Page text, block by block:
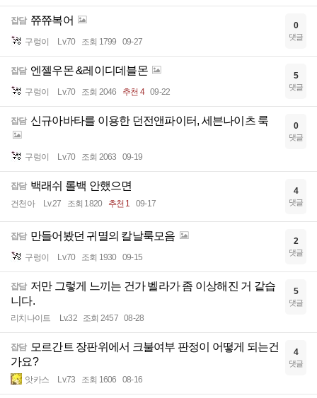
잡담 쮸쮸복어
구렁이 Lv.70 조회 1799 09-27
0
댓글
잡담 엔젤우몬 &레이디데블몬
구렁이 Lv.70 조회 2046 추천 4 09-22
5
댓글
잡담 신규아바타를 이용한 던전앤파이터, 세븐나이츠 룩
구렁이 Lv.70 조회 2063 09-19
0
댓글
잡담 백래쉬 롤백 안했으면
건천아 Lv.27 조회 1820 추천 1 09-17
4
댓글
잡담 만들어봤던 귀멸의 칼날룩모음
구렁이 Lv.70 조회 1930 09-15
2
댓글
잡담 저만 그렇게 느끼는 건가 벨라가 좀 이상해진 거 같습
니다.
리치나이트 Lv.32 조회 2457 08-28
5
댓글
잡담
모르간트 장판위에서 크불여부 판정이 어떻게 되는건
가요?
앗카스 Lv.73 조회 1606 08-16
4
댓글